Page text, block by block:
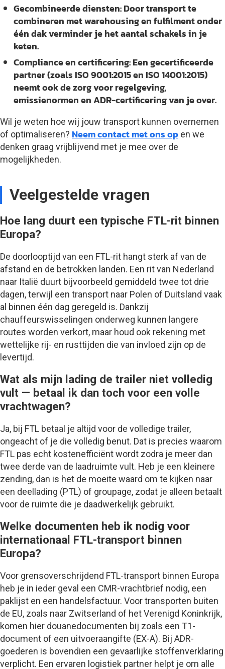
Gecombineerde diensten:Door transport te
combineren met warehousing en fulfilment onder
één dak verminder je het aantal schakels in je
keten.
Compliance en certificering:Een gecertificeerde
partner (zoals ISO 9001:2015 en ISO 14001:2015)
neemt ook de zorg voor regelgeving,
emissienormen en ADR-certificering van je over.
Wil je weten hoe wij jouw transport kunnen overnemen
of optimaliseren? Neem contact met ons op en we
denken graag vrijblijvend met je mee over de
mogelijkheden.
Veelgestelde vragen
Hoe lang duurt een typische FTL-rit binnen
Europa?
De doorlooptijd van een FTL-rit hangt sterk af van de
afstand en de betrokken landen. Een rit van Nederland
naar Italië duurt bijvoorbeeld gemiddeld twee tot drie
dagen, terwijl een transport naar Polen of Duitsland vaak
al binnen één dag geregeld is. Dankzij
chauffeurswisselingen onderweg kunnen langere
routes worden verkort, maar houd ook rekening met
wettelijke rij- en rusttijden die van invloed zijn op de
levertijd.
Wat als mijn lading de trailer niet volledig
vult — betaal ik dan toch voor een volle
vrachtwagen?
Ja, bij FTL betaal je altijd voor de volledige trailer,
ongeacht of je die volledig benut. Dat is precies waarom
FTL pas echt kostenefficiënt wordt zodra je meer dan
twee derde van de laadruimte vult. Heb je een kleinere
zending, dan is het de moeite waard om te kijken naar
een deellading (PTL) of groupage, zodat je alleen betaalt
voor de ruimte die je daadwerkelijk gebruikt.
Welke documenten heb ik nodig voor
internationaal FTL-transport binnen
Europa?
Voor grensoverschrijdend FTL-transport binnen Europa
heb je in ieder geval een CMR-vrachtbrief nodig, een
paklijst en een handelsfactuur. Voor transporten buiten
de EU, zoals naar Zwitserland of het Verenigd Koninkrijk,
komen hier douanedocumenten bij zoals een T1-
document of een uitvoeraangifte (EX-A). Bij ADR-
goederen is bovendien een gevaarlijke stoffenverklaring
verplicht. Een ervaren logistiek partner helpt je om alle